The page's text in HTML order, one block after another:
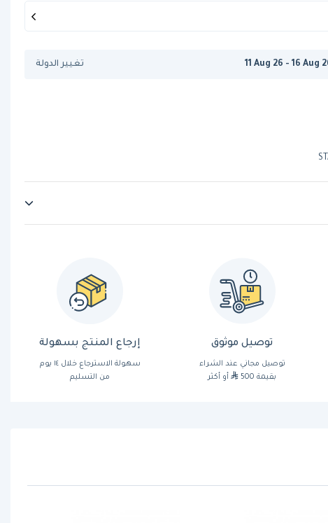
11 Aug 26 - 16 Aug تغيير الدولة
توصيل موثوق
توصيل مجاني عند الشراء
بقيمة 500
أو أكثر
إرجاع المنتج بسهولة
سهولة الاسترجاع خلال ١٤ يوم
من التسليم